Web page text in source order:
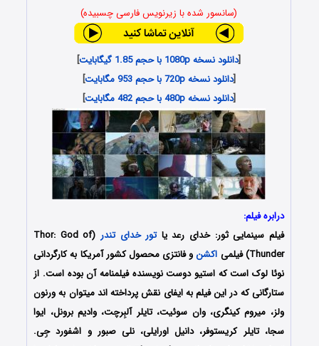
(سانسور شده با زیرنویس فارسی چسبیده)
[دانلود نسخه 1080p با حجم 1.85 گیگابایت
]
[دانلود نسخه 720p با حجم 953 مگابایت
]
[دانلود نسخه 480p با حجم 482 مگابایت ]
درابره فیلم:
فیلم سینمایی ثور: خدای رعد یاتور خدای تندر (Thor: God of
Thunder) فیلمی
اکشنو فانتزی محصول کشور آمریکا به کارگردانی
نوئا لوک است که استیو دوست نویسنده فیلمنامه آن بوده است. از
ستارگانی که در این فیلم به ایفای نقش پرداخته اند میتوان به ورنون
ولز، میروم کینگری، وان سوئیت، تایلر آلبِرچت، وادیم برونل، ایوا
سجا، تایلر کریستوفر، دانیل اورایلی، نلی صبور و اشفورد جِی.